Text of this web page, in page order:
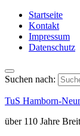
Startseite
Kontakt
Impressum
Datenschutz
Suchen nach:
TuS Hamborn-
über 110 Jahre